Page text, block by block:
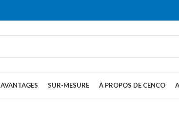
AVANTAGES SUR-MESURE À PROPOS DE CENCO